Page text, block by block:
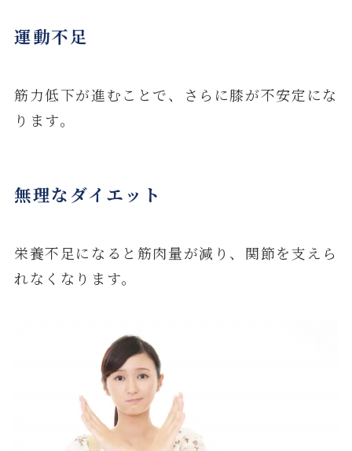
運動不足
筋力低下が進むことで、さらに膝が不安定にな
ります。
無理なダイエット
栄養不足になると筋肉量が減り、関節を支えら
れなくなります。